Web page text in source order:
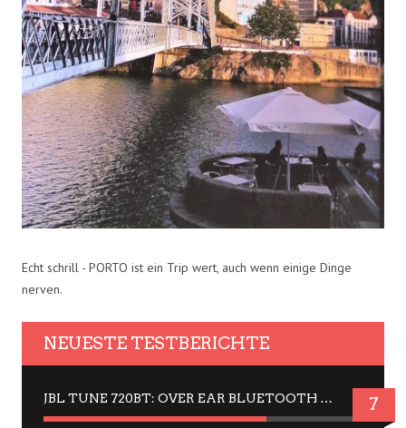
Echt schrill - PORTO ist ein Trip wert, auch wenn einige Dinge
nerven.
NEUESTE TESTBERICHTE
JBL TUNE 720BT: OVER EAR BLUETOOTH KOPFHÖRER UM DIE 50,-€ IM DAUER-TEST 7